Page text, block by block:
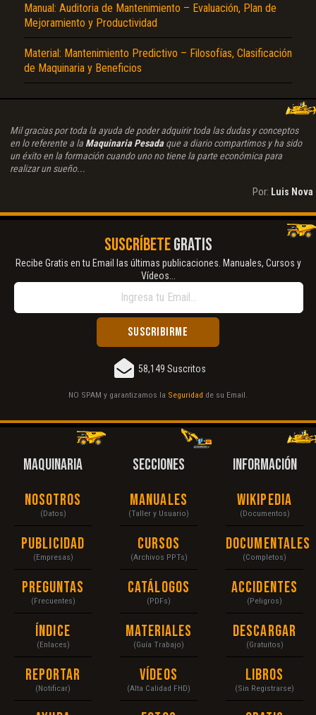
Manual: Auditoria de Mantenimiento – Evaluación, Plan de
Mejoramiento y Productividad
Material: Mantenimiento Predictivo – Filosofías, Clasificación
de Maquinaria y Beneficios
Mil gracias por toda la ayuda de poder adquirir toda las dudas y conceptos
en lo referente a la Maquinaria Pesadaque a diario compartimos y ha sido
un éxito en la formación cuando uno no tiene la parte económica para
realizar un sueño...
Por: Luis Nova
SUSCRÍBETEGRATIS
Recibe Gratis en tu Email las últimas publicaciones. Manuales, Cursos y
Vídeos...
58,149 Suscritos
NO SPAM y garantizamos la Seguridad de su Email.
MAQUINARIA
Nosotros
(Datos)
Publicidad
(Empresas)
Preguntas
(Frecuentes)
Índice
(Enlaces)
Reportar
(Notificar)
SECCIONES
Manuales
(Taller y Usuario)
Cursos
(Archivos PPTs)
Catálogos
(PDFs)
Materiales
(Guía Trabajo)
Vídeos
(Alta Calidad FHD)
INFORMACIÓN
Wikipedia
(Documentos)
Documentales
(Completos)
Accidentes
(Peligros)
Descargar
(Gratuitos)
Libros
(Sin Registrarse)